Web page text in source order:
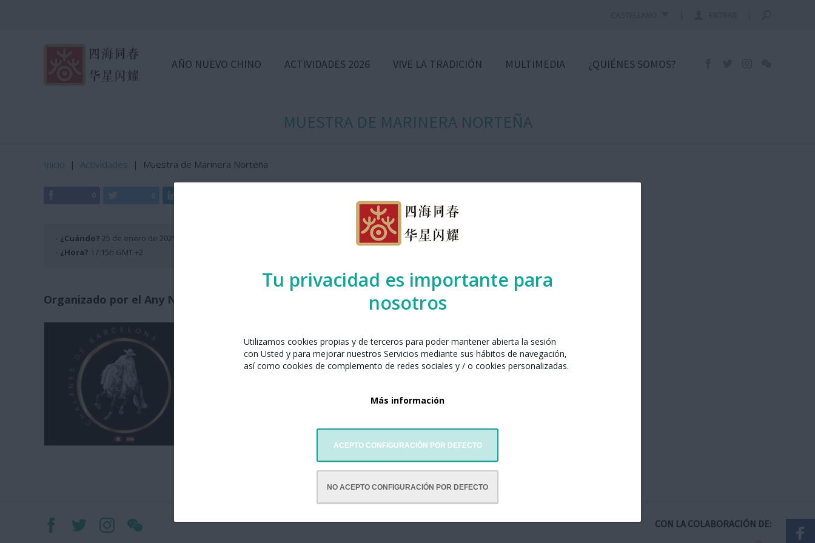
Tu privacidad es importante para
nosotros
Utilizamos cookies propias y de terceros para poder mantener abierta la sesión
con Usted y para mejorar nuestros Servicios mediante sus hábitos de navegación,
así como cookies de complemento de redes sociales y / o cookies personalizadas.
Más información
ACEPTO CONFIGURACIÓN POR DEFECTO
NO ACEPTO CONFIGURACIÓN POR DEFECTO
AÑO NUEVO CHINO ACTIVIDADES 2026 VIVE LA TRADICIÓN MULTIMEDIA ¿QUIÉNES SOMOS?
MUESTRA DE MARINERA NORTEÑA
Inicio | Actividades | Muestra de Marinera Norteña
· ¿Cuándo? 25 de enero de 2025
· ¿Hora? 17:15h GMT +2
Organizado por el Any Nou Xinès amb Barcelona junto con:
Barcelona
Tel. 605 459 811
CON LA COLABORACIÓN DE: